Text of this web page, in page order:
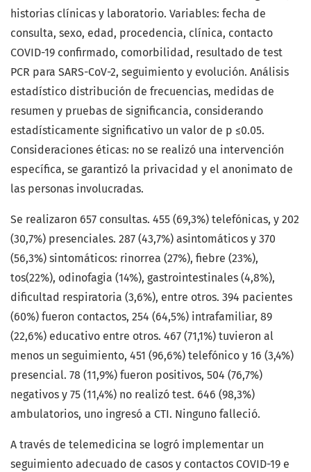
historias clínicas y laboratorio. Variables: fecha de
consulta, sexo, edad, procedencia, clínica, contacto
COVID-19 confirmado, comorbilidad, resultado de test
PCR para SARS-CoV-2, seguimiento y evolución. Análisis
estadístico distribución de frecuencias, medidas de
resumen y pruebas de significancia, considerando
estadísticamente significativo un valor de p ≤0.05.
Consideraciones éticas: no se realizó una intervención
específica, se garantizó la privacidad y el anonimato de
las personas involucradas.
Se realizaron 657 consultas. 455 (69,3%) telefónicas, y 202
(30,7%) presenciales. 287 (43,7%) asintomáticos y 370
(56,3%) sintomáticos: rinorrea (27%), fiebre (23%),
tos(22%), odinofagia (14%), gastrointestinales (4,8%),
dificultad respiratoria (3,6%), entre otros. 394 pacientes
(60%) fueron contactos, 254 (64,5%) intrafamiliar, 89
(22,6%) educativo entre otros. 467 (71,1%) tuvieron al
menos un seguimiento, 451 (96,6%) telefónico y 16 (3,4%)
presencial. 78 (11,9%) fueron positivos, 504 (76,7%)
negativos y 75 (11,4%) no realizó test. 646 (98,3%)
ambulatorios, uno ingresó a CTI. Ninguno falleció.
A través de telemedicina se logró implementar un
seguimiento adecuado de casos y contactos COVID-19 e